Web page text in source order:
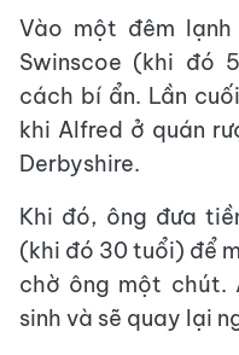
Vào một đêm
Swinscoe (khi đó
cách bí ẩn. Lần
khi Alfred ở quán
Derbyshire.
Khi đó, ông đưa
(khi đó 30 tuổi) để
chờ ông một chút.
sinh và sẽ quay lại